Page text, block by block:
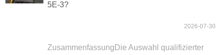
5E-3?
2026-07-30
ZusammenfassungDie Auswahl qualifizierter